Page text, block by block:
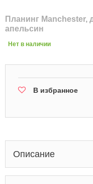
Планинг Manchester,
апельсин
Нет в наличии
В избранное
Описание